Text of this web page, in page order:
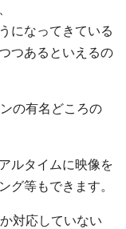
になってきている
つあるといえるの
の有名どころの
ルタイムに映像を
グ等もできます。
対応していない